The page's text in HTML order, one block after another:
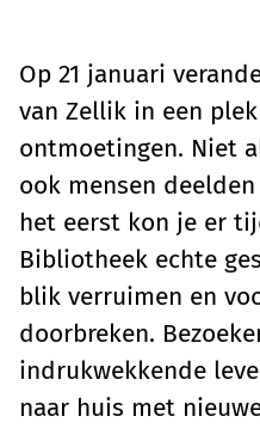
Op 21 januari
van Zellik in een
ontmoetingen. Niet
ook mensen
het eerst kon je er
Bibliotheek echte
blik verruimen en
doorbreken.
indrukwekkende
naar huis met